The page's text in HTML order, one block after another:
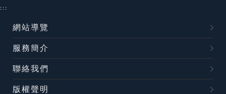
:::
網站導覽
服務簡介
聯絡我們
版權聲明